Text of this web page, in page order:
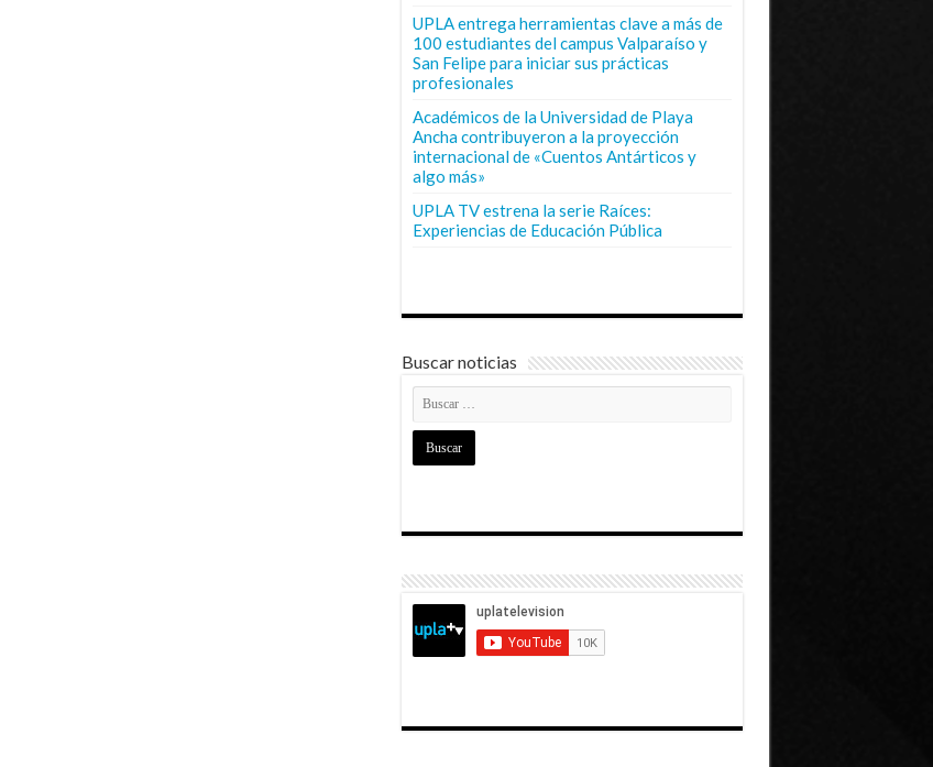
UPLA entrega herramientas clave a más de
100 estudiantes del campus Valparaíso y
San Felipe para iniciar sus prácticas
profesionales
Académicos de la Universidad de Playa
Ancha contribuyeron a la proyección
internacional de «Cuentos Antárticos y
algo más»
UPLA TV estrena la serie Raíces:
Experiencias de Educación Pública
Buscar noticias